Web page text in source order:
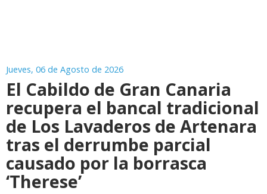
Jueves, 06 de Agosto de 2026
El Cabildo de Gran Canaria
recupera el bancal tradicional
de Los Lavaderos de Artenara
tras el derrumbe parcial
causado por la borrasca
‘Therese’